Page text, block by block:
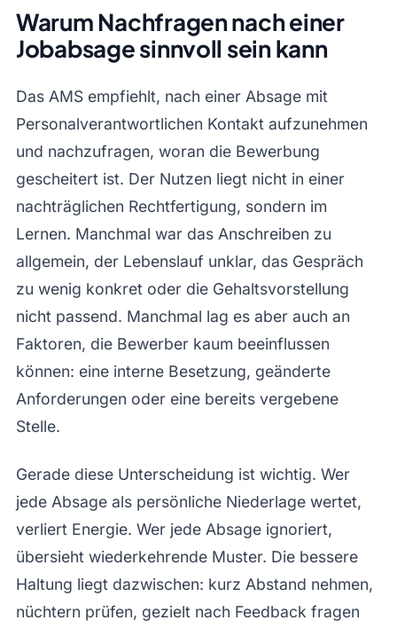
Warum Nachfragen nach einer
Jobabsage sinnvoll sein kann
Das AMS empfiehlt, nach einer Absage mit
Personalverantwortlichen Kontakt aufzunehmen
und nachzufragen, woran die Bewerbung
gescheitert ist. Der Nutzen liegt nicht in einer
nachträglichen Rechtfertigung, sondern im
Lernen. Manchmal war das Anschreiben zu
allgemein, der Lebenslauf unklar, das Gespräch
zu wenig konkret oder die Gehaltsvorstellung
nicht passend. Manchmal lag es aber auch an
Faktoren, die Bewerber kaum beeinflussen
können: eine interne Besetzung, geänderte
Anforderungen oder eine bereits vergebene
Stelle.
Gerade diese Unterscheidung ist wichtig. Wer
jede Absage als persönliche Niederlage wertet,
verliert Energie. Wer jede Absage ignoriert,
übersieht wiederkehrende Muster. Die bessere
Haltung liegt dazwischen: kurz Abstand nehmen,
nüchtern prüfen, gezielt nach Feedback fragen